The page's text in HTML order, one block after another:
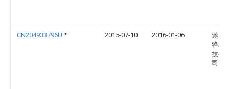
CN204933796U * 2015-07-10 2016-01-06
遂昌
锋机
技有
司